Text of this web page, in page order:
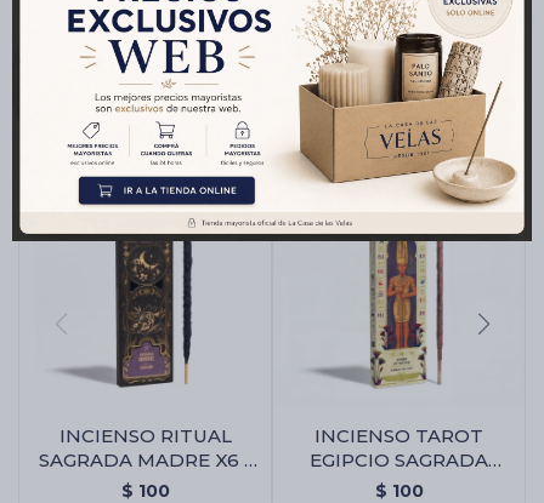
Productos que te pueden interesar
INCIENSO RITUAL
SAGRADA MADRE X6 -
Abundancia
$ 100
INCIENSO TAROT
EGIPCIO SAGRADA
MADRE - Ambar De
$ 100